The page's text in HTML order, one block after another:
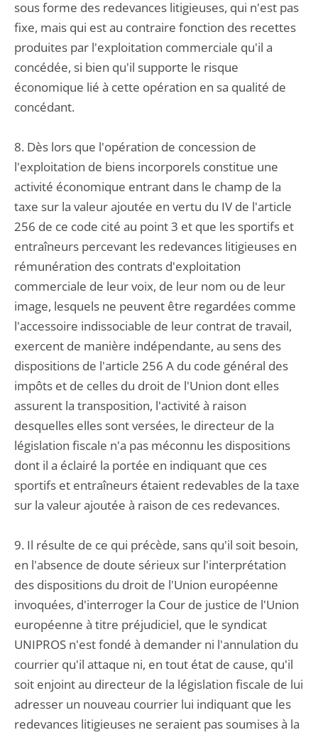
sous forme des redevances litigieuses, qui n'est pas
fixe, mais qui est au contraire fonction des recettes
produites par l'exploitation commerciale qu'il a
concédée, si bien qu'il supporte le risque
économique lié à cette opération en sa qualité de
concédant.
8. Dès lors que l'opération de concession de
l'exploitation de biens incorporels constitue une
activité économique entrant dans le champ de la
taxe sur la valeur ajoutée en vertu du IV de l'article
256 de ce code cité au point 3 et que les sportifs et
entraîneurs percevant les redevances litigieuses en
rémunération des contrats d'exploitation
commerciale de leur voix, de leur nom ou de leur
image, lesquels ne peuvent être regardées comme
l'accessoire indissociable de leur contrat de travail,
exercent de manière indépendante, au sens des
dispositions de l'article 256 A du code général des
impôts et de celles du droit de l'Union dont elles
assurent la transposition, l'activité à raison
desquelles elles sont versées, le directeur de la
législation fiscale n'a pas méconnu les dispositions
dont il a éclairé la portée en indiquant que ces
sportifs et entraîneurs étaient redevables de la taxe
sur la valeur ajoutée à raison de ces redevances.
9. Il résulte de ce qui précède, sans qu'il soit besoin,
en l'absence de doute sérieux sur l'interprétation
des dispositions du droit de l'Union européenne
invoquées, d'interroger la Cour de justice de l'Union
européenne à titre préjudiciel, que le syndicat
UNIPROS n'est fondé à demander ni l'annulation du
courrier qu'il attaque ni, en tout état de cause, qu'il
soit enjoint au directeur de la législation fiscale de lui
adresser un nouveau courrier lui indiquant que les
redevances litigieuses ne seraient pas soumises à la